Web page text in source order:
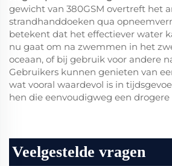
gewicht van 380GSM overtreft het
strandhanddoeken qua
betekent dat het effectiever water
nu gaat om na zwemmen in het
oceaan, of bij gebruik voor andere
Gebruikers kunnen genieten van
wat vooral waardevol is in
hen die eenvoudigweg een
Veelgestelde vragen